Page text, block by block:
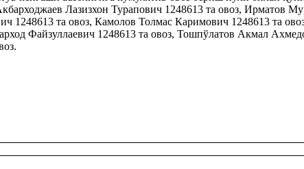
Лазизхон Турапович 1248613 та овоз, Ирматов
1248613 та овоз, Камолов Толмас Каримович 1248613 та
Файзуллаевич 1248613 та овоз, Тошпўлатов Акмал